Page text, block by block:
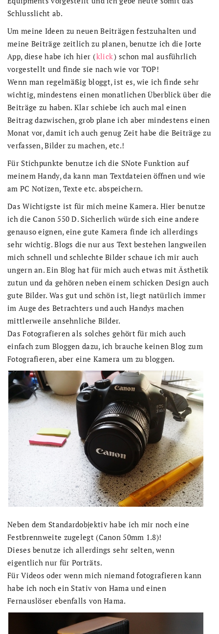
Schlusslicht ab.
Um meine Ideen zu neuen Beiträgen festzuhalten und
meine Beiträge zeitlich zu planen, benutze ich die Jorte
App, diese habe ich hier (klick) schon mal ausführlich
vorgestellt und finde sie nach wie vor TOP!
Wenn man regelmäßig bloggt, ist es, wie ich finde sehr
wichtig, mindestens einen monatlichen Überblick über die
Beiträge zu haben. Klar schiebe ich auch mal einen
Beitrag dazwischen, grob plane ich aber mindestens einen
Monat vor, damit ich auch genug Zeit habe die Beiträge zu
verfassen, Bilder zu machen, etc.!
Für Stichpunkte benutze ich die SNote Funktion auf
meinem Handy, da kann man Textdateien öffnen und wie
am PC Notizen, Texte etc. abspeichern.
Das Wichtigste ist für mich meine Kamera. Hier benutze
ich die Canon 550 D. Sicherlich würde sich eine andere
genauso eignen, eine gute Kamera finde ich allerdings
sehr wichtig. Blogs die nur aus Text bestehen langweilen
mich schnell und schlechte Bilder schaue ich mir auch
ungern an. Ein Blog hat für mich auch etwas mit Ästhetik
zutun und da gehören neben einem schicken Design auch
gute Bilder. Was gut und schön ist, liegt natürlich immer
im Auge des Betrachters und auch Handys machen
mittlerweile ansehnliche Bilder.
Das Fotografieren als solches gehört für mich auch
einfach zum Bloggen dazu, ich brauche keinen Blog zum
Fotografieren, aber eine Kamera um zu bloggen.
Neben dem Standardobjektiv habe ich mir noch eine
Festbrennweite zugelegt (Canon 50mm 1.8)!
Dieses benutze ich allerdings sehr selten, wenn
eigentlich nur für Porträts.
Für Videos oder wenn mich niemand fotografieren kann
habe ich noch ein Stativ von Hama und einen
Fernauslöser ebenfalls von Hama.